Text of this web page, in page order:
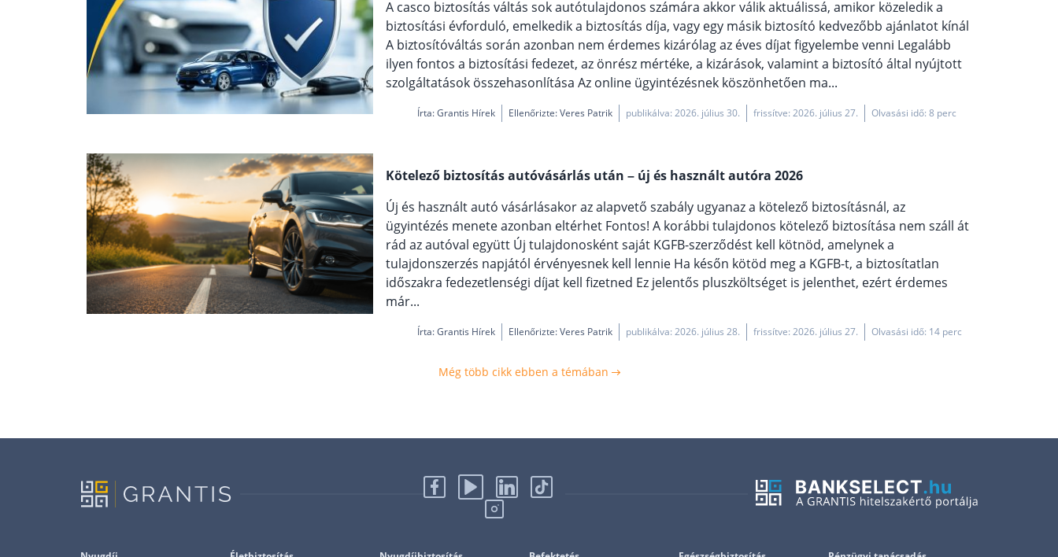
A casco biztosítás váltás sok autótulajdonos számára akkor válik aktuálissá, amikor közeledik a
biztosítási évforduló, emelkedik a biztosítás díja, vagy egy másik biztosító kedvezőbb ajánlatot kínál
A biztosítóváltás során azonban nem érdemes kizárólag az éves díjat figyelembe venni Legalább
ilyen fontos a biztosítási fedezet, az önrész mértéke, a kizárások, valamint a biztosító által nyújtott
szolgáltatások összehasonlítása Az online ügyintézésnek köszönhetően ma...
Írta:Grantis Hírek Ellenőrizte: Veres Patrik publikálva: 2026. július 30. frissítve: 2026. július 27. Olvasási idő: 8 perc
Kötelező biztosítás autóvásárlás után – új és használt autóra 2026
Új és használt autó vásárlásakor az alapvető szabály ugyanaz a kötelező biztosításnál, az
ügyintézés menete azonban eltérhet Fontos! A korábbi tulajdonos kötelező biztosítása nem száll át
rád az autóval együtt Új tulajdonosként saját KGFB-szerződést kell kötnöd, amelynek a
tulajdonszerzés napjától érvényesnek kell lennie Ha későn kötöd meg a KGFB-t, a biztosítatlan
időszakra fedezetlenségi díjat kell fizetned Ez jelentős pluszköltséget is jelenthet, ezért érdemes
már...
Írta:Grantis Hírek Ellenőrizte: Veres Patrik publikálva: 2026. július 28. frissítve: 2026. július 27. Olvasási idő: 14 perc
Még több cikk ebben a témában